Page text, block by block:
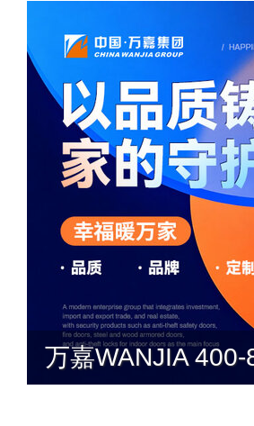
万嘉WANJIA